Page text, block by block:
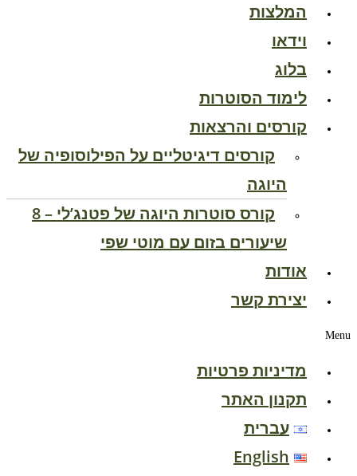
המלצות
וידאו
בלוג
לימוד הסוטרות
קורסים והרצאות
קורסים דיגיטליים על הפילוסופיה של
היוגה
קורס סוטרות היוגה של פטנג’לי – 8
שיעורים בזום עם מוטי שפי
אודות
יצירת קשר
Menu
מדיניות פרטיות
תקנון האתר
עברית
English